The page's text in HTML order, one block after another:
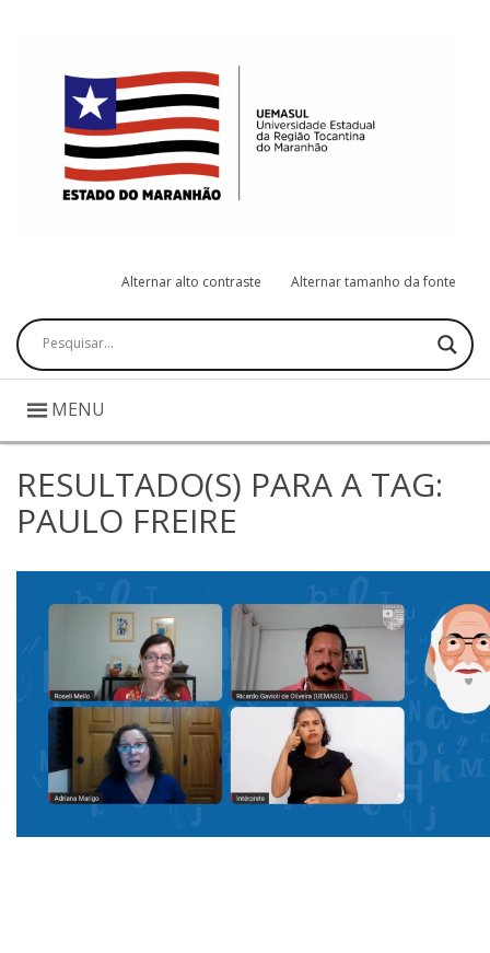
Alternar alto contraste Alternar tamanho da fonte
Pesquisar
MENU
RESULTADO(S) PARA A TAG:
PAULO FREIRE